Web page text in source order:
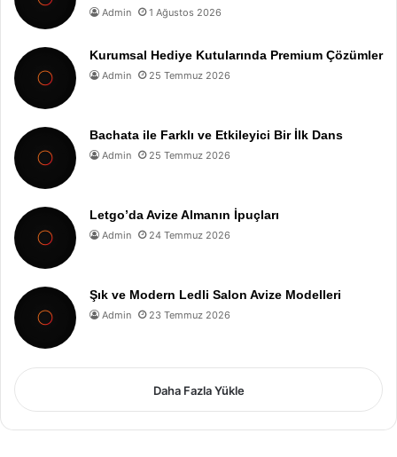
Admin 1 Ağustos 2026
Kurumsal Hediye Kutularında Premium Çözümler
Admin 25 Temmuz 2026
Bachata ile Farklı ve Etkileyici Bir İlk Dans
Admin 25 Temmuz 2026
Letgo’da Avize Almanın İpuçları
Admin 24 Temmuz 2026
Şık ve Modern Ledli Salon Avize Modelleri
Admin 23 Temmuz 2026
Daha Fazla Yükle